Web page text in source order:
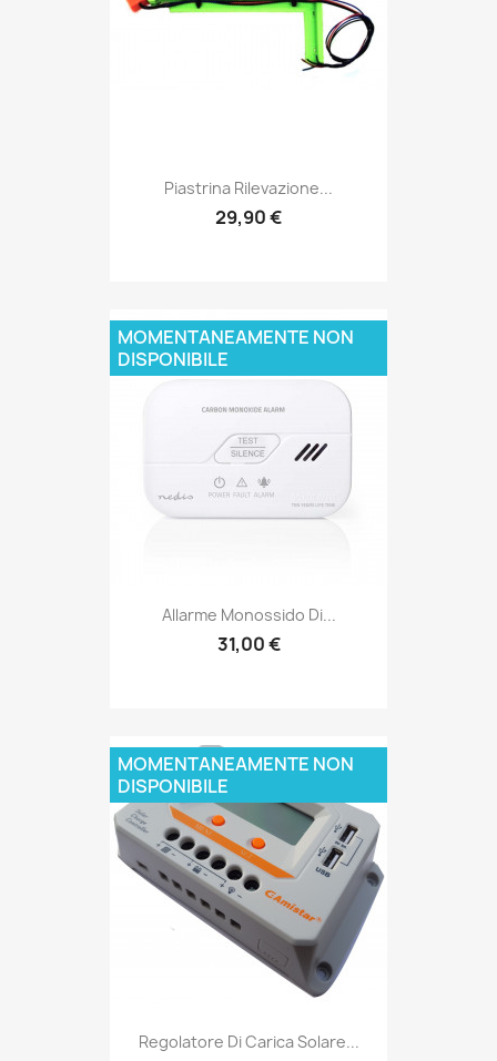
Piastrina Rilevazione...
29,90 €
Allarme Monossido Di...
31,00 €
MOMENTANEAMENTE NON
DISPONIBILE
Regolatore Di Carica Solare...
MOMENTANEAMENTE NON
DISPONIBILE